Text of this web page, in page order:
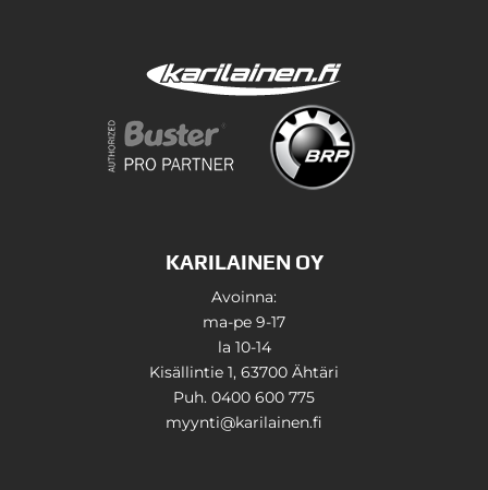
KARILAINEN OY
Avoinna:
ma-pe 9-17
la 10-14
Kisällintie 1, 63700 Ähtäri
Puh. 0400 600 775
myynti@karilainen.fi